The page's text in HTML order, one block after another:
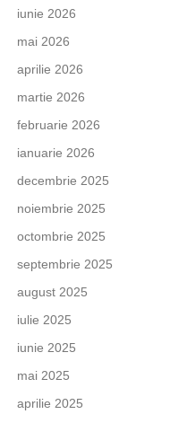
iunie 2026
mai 2026
aprilie 2026
martie 2026
februarie 2026
ianuarie 2026
decembrie 2025
noiembrie 2025
octombrie 2025
septembrie 2025
august 2025
iulie 2025
iunie 2025
mai 2025
aprilie 2025